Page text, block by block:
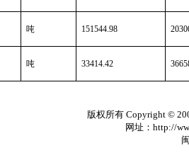
吨 151544.98
吨 33414.42
版权所有 Copyright ©
网址：http://